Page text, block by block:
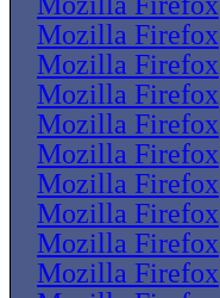
Mozilla Firefox
Mozilla Firefox
Mozilla Firefox
Mozilla Firefox
Mozilla Firefox
Mozilla Firefox
Mozilla Firefox
Mozilla Firefox
Mozilla Firefox